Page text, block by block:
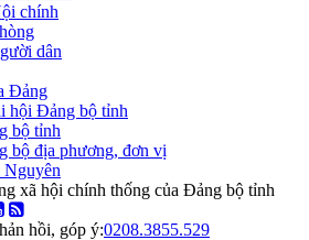
chính
dân
Đảng
hội Đảng bộ tỉnh
bộ tỉnh
bộ địa phương, đơn vị
xã hội chính thống của Đảng bộ tỉnh
hồi, góp ý:0208.3855.529